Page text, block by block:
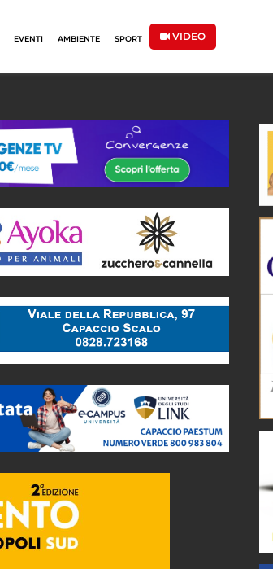
EVENTI AMBIENTE SPORT VIDEO